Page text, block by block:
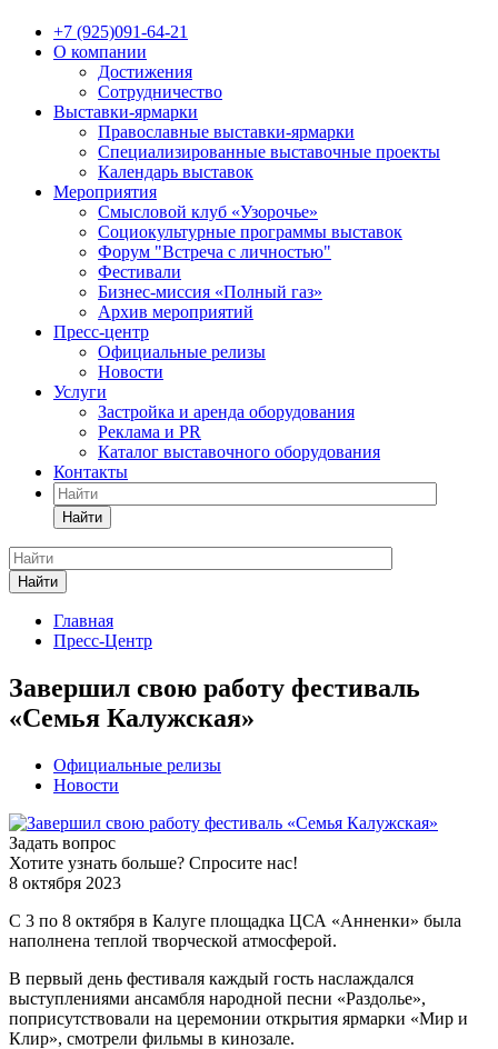
+7 (925)091-64-21
О компании
Достижения
Сотрудничество
Выставки-ярмарки
Православные выставки-ярмарки
Специализированные выставочные проекты
Календарь выставок
Мероприятия
Смысловой клуб «Узорочье»
Социокультурные программы выставок
Форум "Встреча с личностью"
Фестивали
Бизнес-миссия «Полный газ»
Архив мероприятий
Пресс-центр
Официальные релизы
Новости
Услуги
Застройка и аренда оборудования
Реклама и PR
Каталог выставочного оборудования
Контакты
Найти
Найти
Главная
Пресс-Центр
Завершил свою работу фестиваль
«Семья Калужская»
Официальные релизы
Новости
Задать вопрос
Хотите узнать больше? Спросите нас!
8 октября 2023
С 3 по 8 октября в Калуге площадка ЦСА «Анненки» была
наполнена теплой творческой атмосферой.
В первый день фестиваля каждый гость наслаждался
выступлениями ансамбля народной песни «Раздолье»,
поприсутствовали на церемонии открытия ярмарки «Мир и
Клир», смотрели фильмы в кинозале.